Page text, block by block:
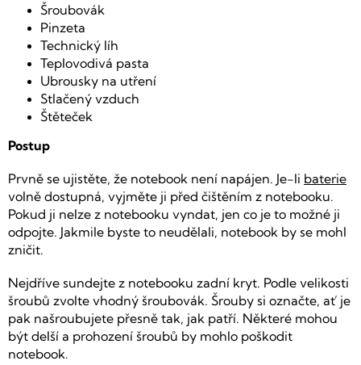
Šroubovák
Pinzeta
Technický líh
Teplovodivá pasta
Ubrousky na utření
Stlačený vzduch
Štěteček
Postup
Prvně se ujistěte, že notebook není napájen. Je-li baterie
volně dostupná, vyjměte ji před čištěním z notebooku.
Pokud ji nelze z notebooku vyndat, jen co je to možné ji
odpojte. Jakmile byste to neudělali, notebook by se mohl
zničit.
Nejdříve sundejte z notebooku zadní kryt. Podle velikosti
šroubů zvolte vhodný šroubovák. Šrouby si označte, ať je
pak našroubujete přesně tak, jak patří. Některé mohou
být delší a prohození šroubů by mohlo poškodit
notebook.